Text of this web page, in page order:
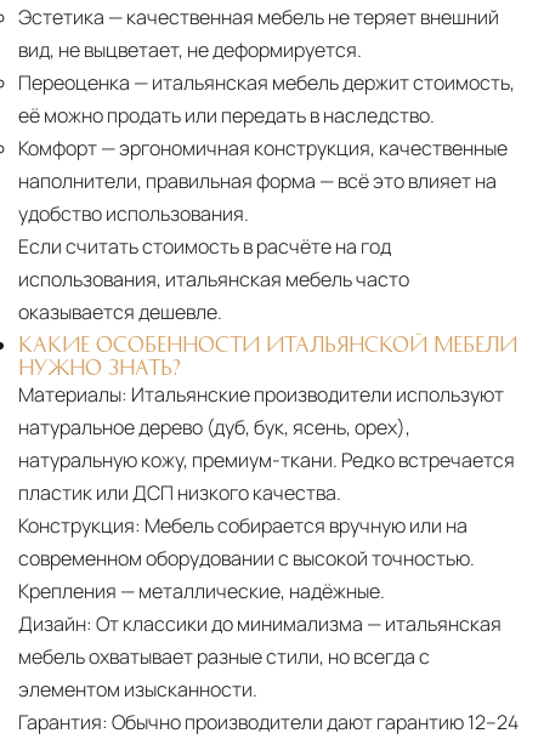
Эстетика — качественная мебель не теряет внешний
вид, не выцветает, не деформируется.
Переоценка — итальянская мебель держит стоимость,
её можно продать или передать в наследство.
Комфорт— эргономичная конструкция, качественные
наполнители, правильная форма — всё это влияет на
удобство использования.
Если считать стоимость в расчёте на год
использования, итальянская мебель часто
оказывается дешевле.
КАКИЕ ОСОБЕННОСТИ ИТАЛЬЯНСКОЙ МЕБЕЛИ
НУЖНО ЗНАТЬ?
Материалы: Итальянские производители используют
натуральное дерево (дуб, бук, ясень, орех),
натуральную кожу, премиум-ткани. Редко встречается
пластик или ДСП низкого качества.
Конструкция: Мебель собирается вручную или на
современном оборудовании с высокой точностью.
Крепления — металлические, надёжные.
Дизайн: От классики до минимализма — итальянская
мебель охватывает разные стили, но всегда с
элементом изысканности.
Гарантия: Обычно производители дают гарантию 12–24